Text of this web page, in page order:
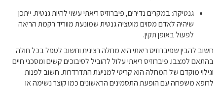
גנטיקה: במקרים נדירים, פיברוזיס ריאתי עשוי להיות גנטית. ייתכן
שיהיה לאדם מסוים מוטציה גנטית שמונעת מווריד רקמת הריאה
לפעול באופן תקין.
חשוב להבין שפיברוזיס ריאתי היא מחלה רצינית וחשוב לטפל בכל חולה
בהתאם למצבו. פיברוזיס ריאתי עלול להוביל לסיבוכים קשים ומסכני חיים
וגילוי מוקדם של המחלה הוא קריטי למניעת התדרדרות. חשוב לפנות
לרופא משפחה עם הופעת התסמינים הראשונים כמו קוצר נשימה או